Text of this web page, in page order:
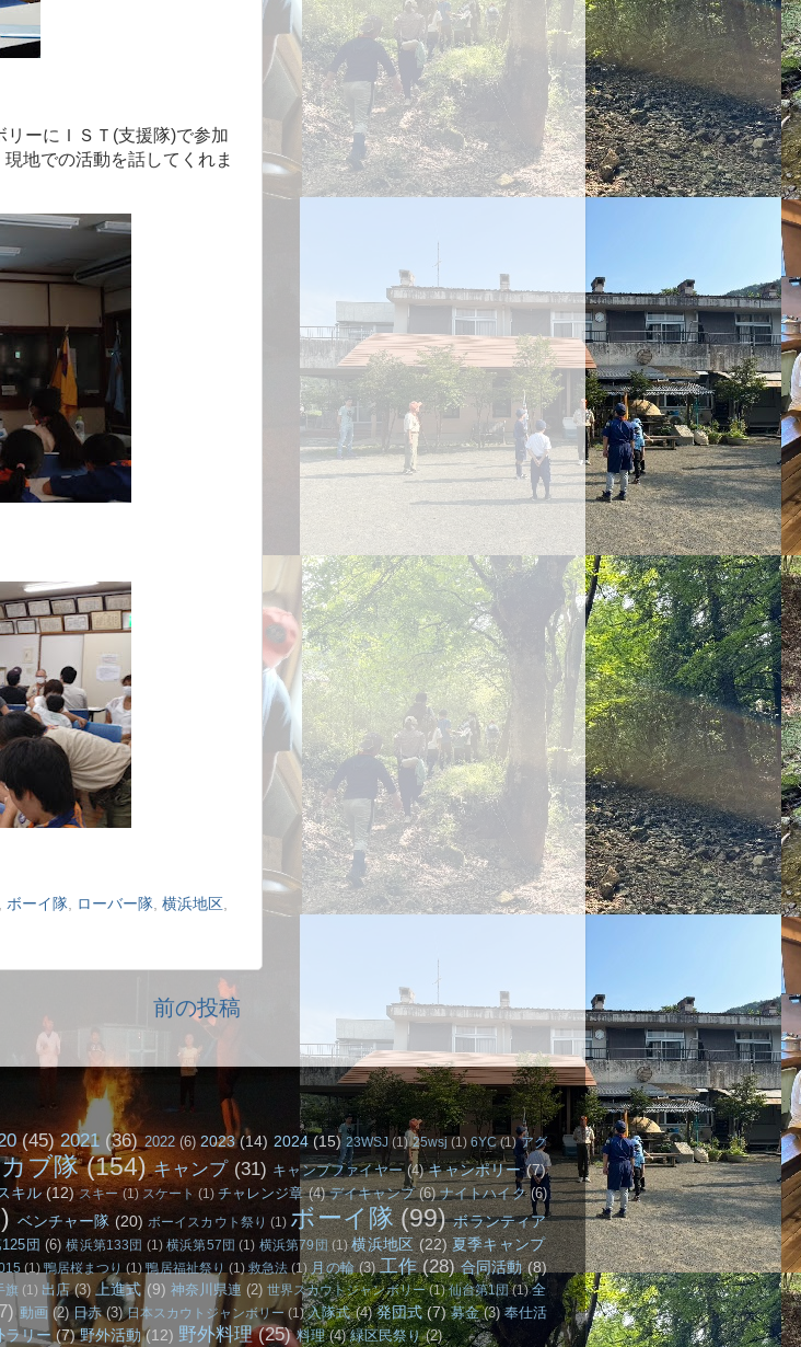
ーにＩＳＴ(支援隊)で参加
地での活動を話してくれま
ボーイ隊 ローバー隊 横浜地区
前の投稿
(45) 2021 (36) 2022 (6) 2023 (14) 2024 (15) 23WSJ (1) 25wsj (1) 6YC (1) アグ
カブ隊 (154) キャンプ (31) キャンプファイヤー (4) キャンポリー (7)
キル (12) スキー (1) スケート (1) チャレンジ章 (4) デイキャンプ (6) ナイトハイク (6)
ベンチャー隊 (20) ボーイスカウト祭り (1) ボーイ隊 (99) ボランティア
団 (6) 横浜第133団 (1) 横浜第57団 (1) 横浜第79団 (1) 横浜地区 (22) 夏季キャンプ
(1) 鴨居桜まつり (1) 鴨居福祉祭り (1) 救急法 (1) 月の輪 (3) 工作 (28) 合同活動 (8)
旗 (1) 出店 (3) 上進式 (9) 神奈川県連 (2) 世界スカウトジャンボリー (1) 仙台第1団 (1) 全
動画 (2) 日赤 (3) 日本スカウトジャンボリー (1) 入隊式 (4) 発団式 (7) 募金 (3) 奉仕活
ラリー (7) 野外活動 (12) 野外料理 (25) 料理 (4) 緑区民祭り (2)